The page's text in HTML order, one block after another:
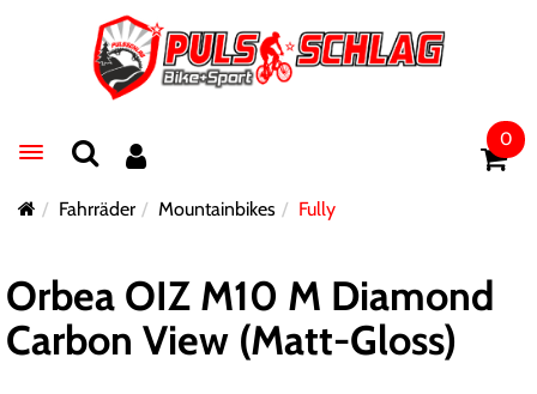
Toggle navigation
0
Fahrräder Mountainbikes Fully
Orbea OIZ M10 M Diamond
Carbon View (Matt-Gloss)